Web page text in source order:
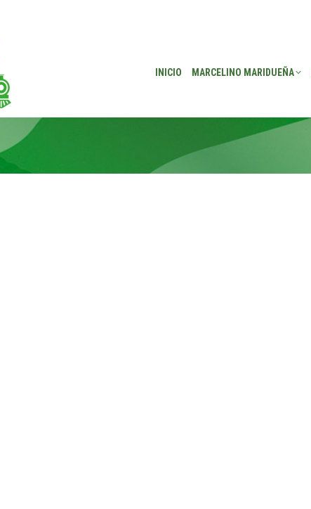
INICIO MARCELINO MARIDUEÑA